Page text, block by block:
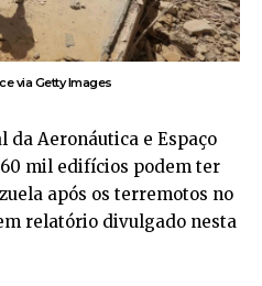
via Getty Images
da Aeronáutica e Espaço
mil edifícios podem ter
após os terremotos no
relatório divulgado nesta